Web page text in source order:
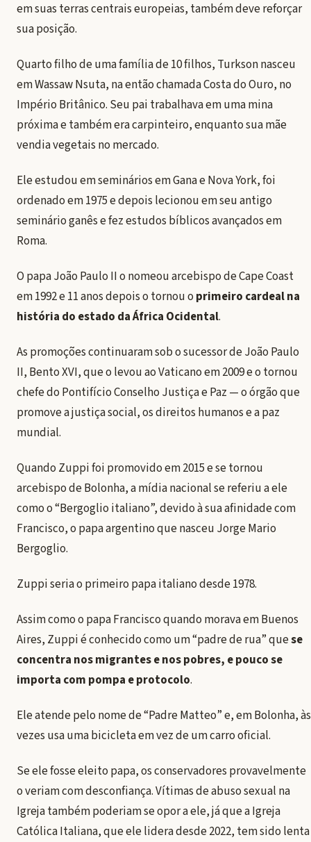
em suas terras centrais europeias, também deve reforçar
sua posição.
Quarto filho de uma família de 10 filhos, Turkson nasceu
em Wassaw Nsuta, na então chamada Costa do Ouro, no
Império Britânico. Seu pai trabalhava em uma mina
próxima e também era carpinteiro, enquanto sua mãe
vendia vegetais no mercado.
Ele estudou em seminários em Gana e Nova York, foi
ordenado em 1975 e depois lecionou em seu antigo
seminário ganês e fez estudos bíblicos avançados em
Roma.
O papa João Paulo II o nomeou arcebispo de Cape Coast
em 1992 e 11 anos depois o tornou o primeiro cardeal na
história do estado da África Ocidental.
As promoções continuaram sob o sucessor de João Paulo
II, Bento XVI, que o levou ao Vaticano em 2009 e o tornou
chefe do Pontifício Conselho Justiça e Paz — o órgão que
promove a justiça social, os direitos humanos e a paz
mundial.
Quando Zuppi foi promovido em 2015 e se tornou
arcebispo de Bolonha, a mídia nacional se referiu a ele
como o “Bergoglio italiano”, devido à sua afinidade com
Francisco, o papa argentino que nasceu Jorge Mario
Bergoglio.
Zuppi seria o primeiro papa italiano desde 1978.
Assim como o papa Francisco quando morava em Buenos
Aires, Zuppi é conhecido como um “padre de rua” quese
concentra nos migrantes e nos pobres, e pouco se
importa com pompa e protocolo.
Ele atende pelo nome de “Padre Matteo” e, em Bolonha, às
vezes usa uma bicicleta em vez de um carro oficial.
Se ele fosse eleito papa, os conservadores provavelmente
o veriam com desconfiança. Vítimas de abuso sexual na
Igreja também poderiam se opor a ele, já que a Igreja
Católica Italiana, que ele lidera desde 2022, tem sido lenta